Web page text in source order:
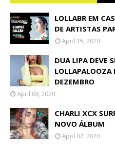
LOLLABR EM
DE ARTISTAS
April 15, 2020
DUA LIPA DEVE
LOLLAPALOOZA
DEZEMBRO
April 08, 2020
CHARLI XCX
NOVO ÁLBUM
April 07, 2020